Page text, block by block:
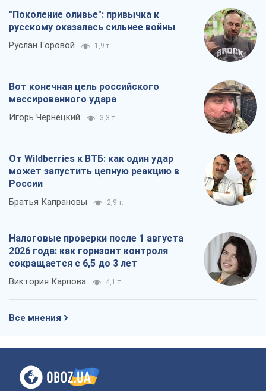
"Поколение оливье": привычка к
русскому оказалась сильнее войны
Руслан Горовой 1,9 т.
Вот конечная цель российского
массированного удара
Игорь Чернецкий 3,3 т.
От Wildberries к ВТБ: как один удар
может запустить цепную реакцию в
России
Братья Капрановы 2,9 т.
Налоговые проверки после 1 августа
2026 года: как горизонт контроля
сокращается с 6,5 до 3 лет
Виктория Карпова 4,1 т.
Все мнения